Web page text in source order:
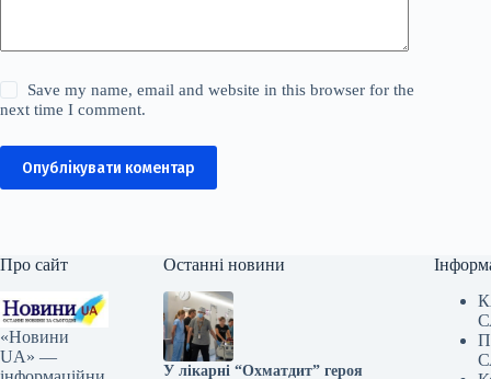
Save my name, email and website in this browser for the
next time I comment.
Опублікувати коментар
Про сайт
«Новини
UA» —
Останні новини
У лікарні “Охматдит” героя